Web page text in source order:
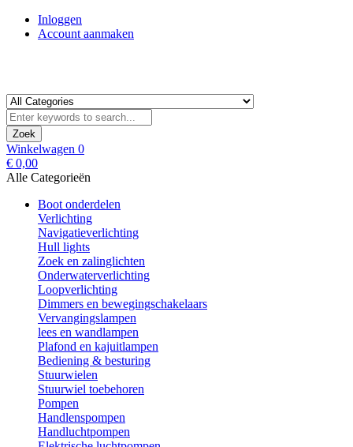
Inloggen
Account aanmaken
Zoek
Winkelwagen 0
€ 0,00
Alle Categorieën
Boot onderdelen
Verlichting
Navigatieverlichting
Hull lights
Zoek en zalinglichten
Onderwaterverlichting
Loopverlichting
Dimmers en bewegingschakelaars
Vervangingslampen
lees en wandlampen
Plafond en kajuitlampen
Bediening & besturing
Stuurwielen
Stuurwiel toebehoren
Pompen
Handlenspompen
Handluchtpompen